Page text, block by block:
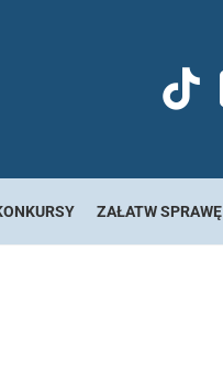
ZAŁATW SPRAWĘ